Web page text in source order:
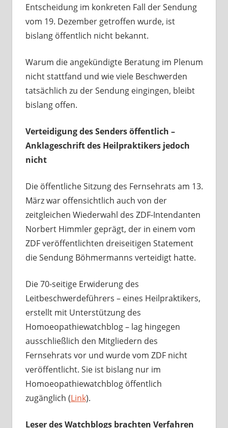
Entscheidung im konkreten Fall der Sendung
vom 19. Dezember getroffen wurde, ist
bislang öffentlich nicht bekannt.
Warum die angekündigte Beratung im Plenum
nicht stattfand und wie viele Beschwerden
tatsächlich zu der Sendung eingingen, bleibt
bislang offen.
Verteidigung des Senders öffentlich –
Anklageschrift des Heilpraktikers jedoch
nicht
Die öffentliche Sitzung des Fernsehrats am 13.
März war offensichtlich auch von der
zeitgleichen Wiederwahl des ZDF-Intendanten
Norbert Himmler geprägt, der in einem vom
ZDF veröffentlichten dreiseitigen Statement
die Sendung Böhmermanns verteidigt hatte.
Die 70-seitige Erwiderung des
Leitbeschwerdeführers – eines Heilpraktikers,
erstellt mit Unterstützung des
Homoeopathiewatchblog – lag hingegen
ausschließlich den Mitgliedern des
Fernsehrats vor und wurde vom ZDF nicht
veröffentlicht. Sie ist bislang nur im
Homoeopathiewatchblog öffentlich
zugänglich (Link).
Leser des Watchblogs brachten Verfahren